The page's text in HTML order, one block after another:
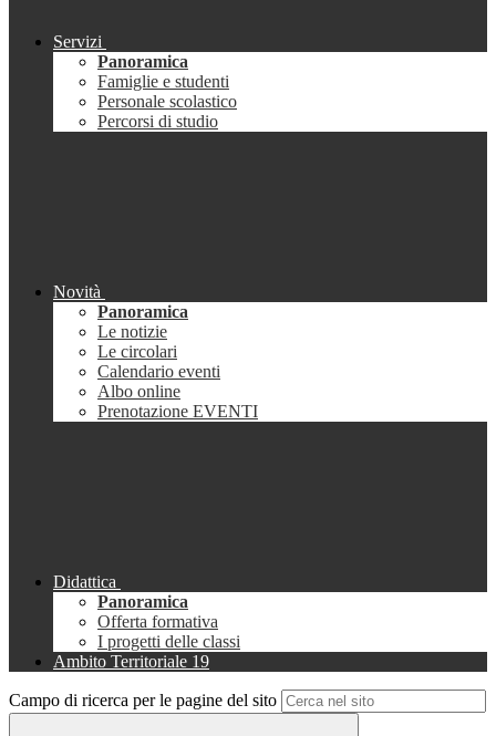
Servizi
Panoramica
Famiglie e studenti
Personale scolastico
Percorsi di studio
Novità
Panoramica
Le notizie
Le circolari
Calendario eventi
Albo online
Prenotazione EVENTI
Didattica
Panoramica
Offerta formativa
I progetti delle classi
Ambito Territoriale 19
Campo di ricerca per le pagine del sito